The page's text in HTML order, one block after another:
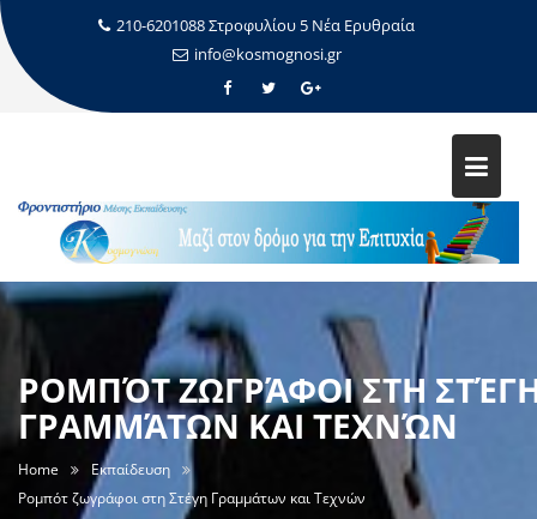
210-6201088 Στροφυλίου 5 Νέα Ερυθραία
info@kosmognosi.gr
ΡΟΜΠΌΤ ΖΩΓΡΆΦΟΙ ΣΤΗ
ΓΡΑΜΜΆΤΩΝ ΚΑΙ ΤΕΧΝΏΝ
Home
Εκπαίδευση
Ρομπότ ζωγράφοι στη Στέγη Γραμμάτων και Τεχνών